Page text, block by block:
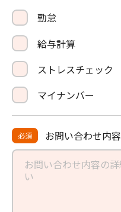
勤怠
給与計算
ストレスチェック
マイナンバー
必須 お問い合わせ内容